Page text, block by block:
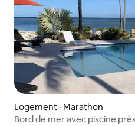
Logement · Marathon
Bord de mer avec piscine